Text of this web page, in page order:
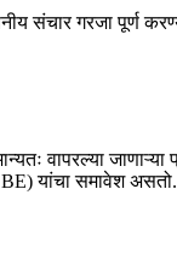
संचार गरजा पूर्ण
वापरल्या
यांचा समावेश असतो.